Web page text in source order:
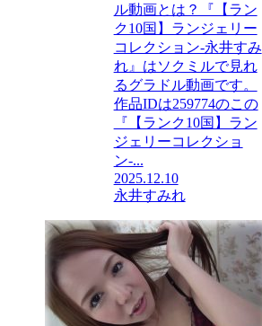
ル動画とは？『【ラン
ク10国】ランジェリー
コレクション-永井すみ
れ』はソクミルで見れ
るグラドル動画です。
作品IDは259774のこの
『【ランク10国】ラン
ジェリーコレクショ
ン-...
2025.12.10
永井すみれ